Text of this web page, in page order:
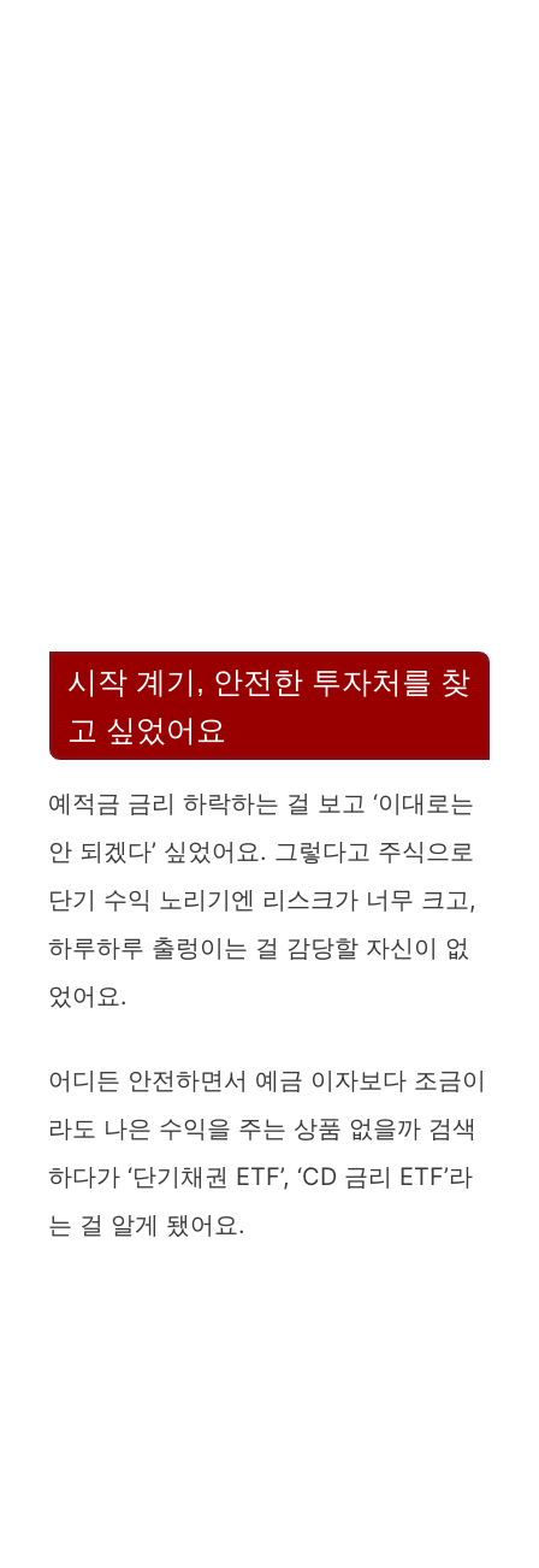
시작 계기, 안전한 투자처를 찾
고 싶었어요
예적금 금리 하락하는 걸 보고 ‘이대로는
안 되겠다’ 싶었어요. 그렇다고 주식으로
단기 수익 노리기엔 리스크가 너무 크고,
하루하루 출렁이는 걸 감당할 자신이 없
었어요.
어디든 안전하면서 예금 이자보다 조금이
라도 나은 수익을 주는 상품 없을까 검색
하다가 ‘단기채권 ETF’, ‘CD 금리 ETF’라
는 걸 알게 됐어요.